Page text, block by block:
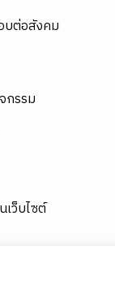
บต่อสังคม
กรรม
เว็บไซต์